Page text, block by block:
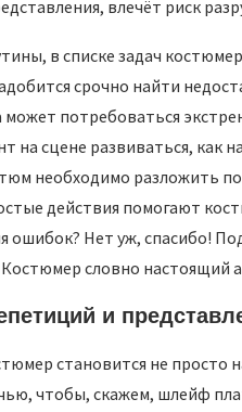
влечёт риск
в списке задач
срочно найти
может потребоваться
на сцене развиваться, как
необходимо разложить
действия помогают
ошибок? Нет уж, спасибо!
словно настоящий
и
становится не просто
чтобы, скажем, шлейф